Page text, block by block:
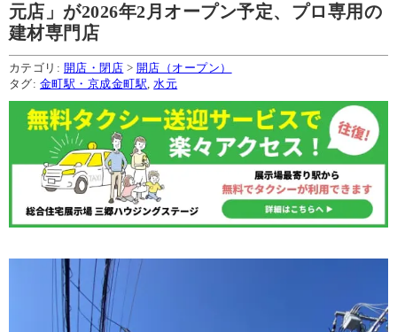
元店」が2026年2月オープン予定、プロ専用の
建材専門店
カテゴリ: 開店・閉店 > 開店（オープン）
タグ: 金町駅・京成金町駅 ,水元